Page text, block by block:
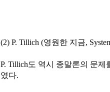
(2) P. Tillich (영원한 지금,
P. Tillich도 역시 종말론의 문
였다.